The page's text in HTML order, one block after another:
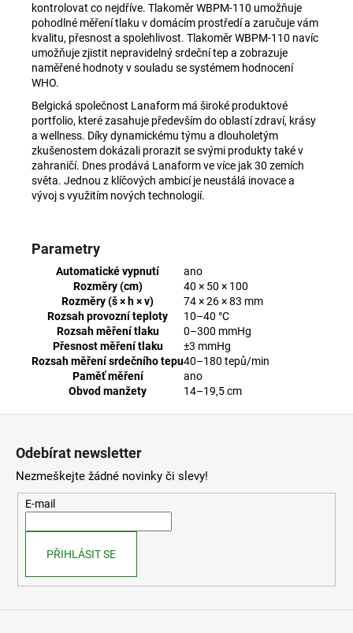
kontrolovat co nejdříve. Tlakoměr WBPM-110 umožňuje
pohodlné měření tlaku v domácím prostředí a zaručuje vám
kvalitu, přesnost a spolehlivost. Tlakoměr WBPM-110 navíc
umožňuje zjistit nepravidelný srdeční tep a zobrazuje
naměřené hodnoty v souladu se systémem hodnocení
WHO.
Belgická společnost Lanaform má široké produktové
portfolio, které zasahuje především do oblastí zdraví, krásy
a wellness. Díky dynamickému týmu a dlouholetým
zkušenostem dokázali prorazit se svými produkty také v
zahraničí. Dnes prodává Lanaform ve více jak 30 zemích
světa. Jednou z klíčových ambicí je neustálá inovace a
vývoj s využitím nových technologií.
Parametry
Automatické vypnutí
ano
Rozměry (cm)
40 × 50 × 100
Rozměry (š × h × v)
74 × 26 × 83 mm
Rozsah provozní teploty
10–40 °C
Rozsah měření tlaku
0–300 mmHg
Přesnost měření tlaku
±3 mmHg
Rozsah měření srdečního tepu40–180 tepů/min
Paměť měření
ano
Obvod manžety
14–19,5 cm
Odebírat newsletter
Nezmeškejte žádné novinky či slevy!
E-mail
PŘIHLÁSIT SE